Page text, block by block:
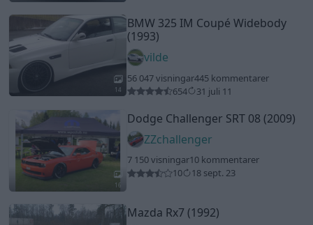
14
BMW 325 IM Coupé Widebody
(1993)
vilde
56 047 visningar445 kommentarer
654
31 juli 11
16
Dodge Challenger SRT 08 (2009)
ZZchallenger
7 150 visningar10 kommentarer
10
18 sept. 23
Mazda Rx7 (1992)